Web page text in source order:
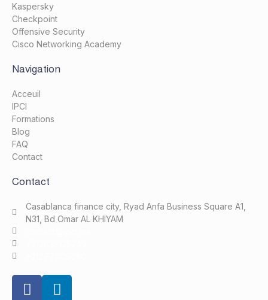
Kaspersky
Checkpoint
Offensive Security
Cisco Networking Academy
Navigation
Acceuil
IPCI
Formations
Blog
FAQ
Contact
Contact
Casablanca finance city, Ryad Anfa Business Square A1,
N31, Bd Omar AL KHIYAM